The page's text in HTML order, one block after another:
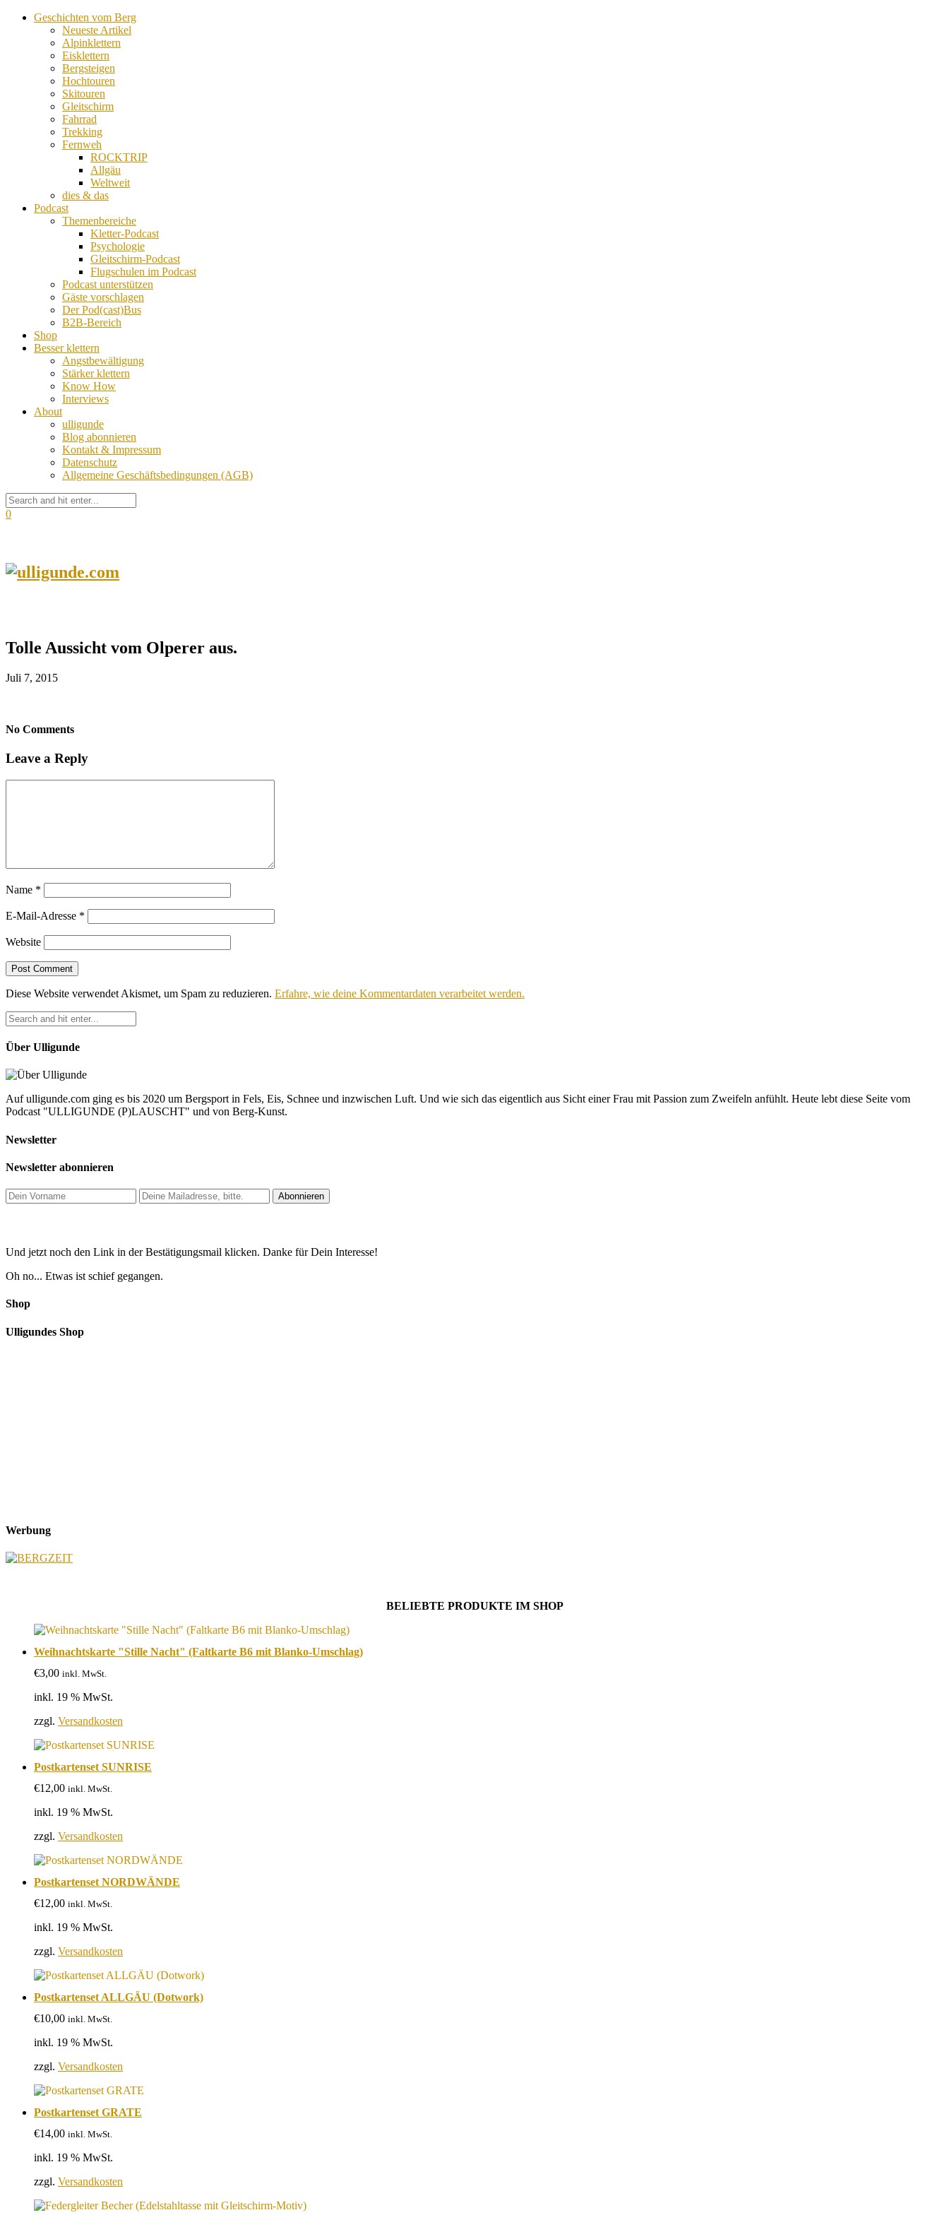
Geschichten vom Berg
Neueste Artikel
Alpinklettern
Eisklettern
Bergsteigen
Hochtouren
Skitouren
Gleitschirm
Fahrrad
Trekking
Fernweh
ROCKTRIP
Allgäu
Weltweit
dies & das
Podcast
Themenbereiche
Kletter-Podcast
Psychologie
Gleitschirm-Podcast
Flugschulen im Podcast
Podcast unterstützen
Gäste vorschlagen
Der Pod(cast)Bus
B2B-Bereich
Shop
Besser klettern
Angstbewältigung
Stärker klettern
Know How
Interviews
About
ulligunde
Blog abonnieren
Kontakt & Impressum
Datenschutz
Allgemeine Geschäftsbedingungen (AGB)
0
Tolle Aussicht vom Olperer aus.
Juli 7, 2015
No Comments
Leave a Reply
Name *
E-Mail-Adresse *
Website
Diese Website verwendet Akismet, um Spam zu reduzieren. Erfahre, wie deine Kommentardaten verarbeitet werden.
Über Ulligunde
Auf ulligunde.com ging es bis 2020 um Bergsport in Fels, Eis, Schnee und inzwischen Luft. Und wie sich das eigentlich aus Sicht einer Frau mit Passion zum Zweifeln anfühlt. Heute lebt diese Seite vom
Podcast "ULLIGUNDE (P)LAUSCHT" und von Berg-Kunst.
Newsletter
Newsletter abonnieren
Und jetzt noch den Link in der Bestätigungsmail klicken. Danke für Dein Interesse!
Oh no... Etwas ist schief gegangen.
Shop
Ulligundes Shop
Werbung
BELIEBTE PRODUKTE IM SHOP
Weihnachtskarte "Stille Nacht" (Faltkarte B6 mit Blanko-Umschlag)
€3,00 inkl. MwSt.
inkl. 19 % MwSt.
zzgl. Versandkosten
Postkartenset SUNRISE
€12,00 inkl. MwSt.
inkl. 19 % MwSt.
zzgl. Versandkosten
Postkartenset NORDWÄNDE
€12,00 inkl. MwSt.
inkl. 19 % MwSt.
zzgl. Versandkosten
Postkartenset ALLGÄU (Dotwork)
€10,00 inkl. MwSt.
inkl. 19 % MwSt.
zzgl. Versandkosten
Postkartenset GRATE
€14,00 inkl. MwSt.
inkl. 19 % MwSt.
zzgl. Versandkosten